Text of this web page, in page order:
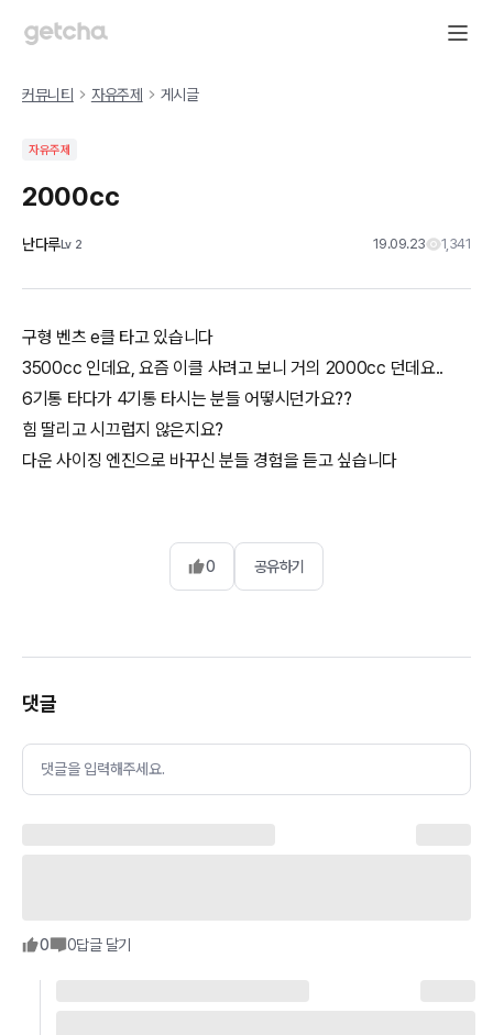
커뮤니티 자유주제 게시글
자유주제
2000cc
난다루Lv 2 19.09.23 1,341
구형 벤츠 e클 타고 있습니다
3500cc 인데요, 요즘 이클 사려고 보니 거의 2000cc 던데요..
6기통 타다가 4기통 타시는 분들 어떻시던가요??
힘 딸리고 시끄럽지 않은지요?
다운 사이징 엔진으로 바꾸신 분들 경험을 듣고 싶습니다
0 공유하기
댓글
댓글을 입력해주세요.
0 0답글 달기